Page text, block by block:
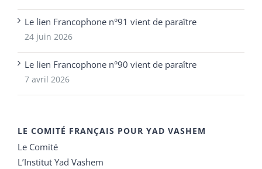
Le lien Francophone n°91 vient de paraître
24 juin 2026
Le lien Francophone n°90 vient de paraître
7 avril 2026
LE COMITÉ FRANÇAIS POUR YAD VASHEM
Le Comité
L’Institut Yad Vashem